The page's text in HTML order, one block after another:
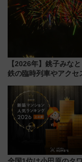
【2026年】銚子みな
鉄の臨時列車やアクセ